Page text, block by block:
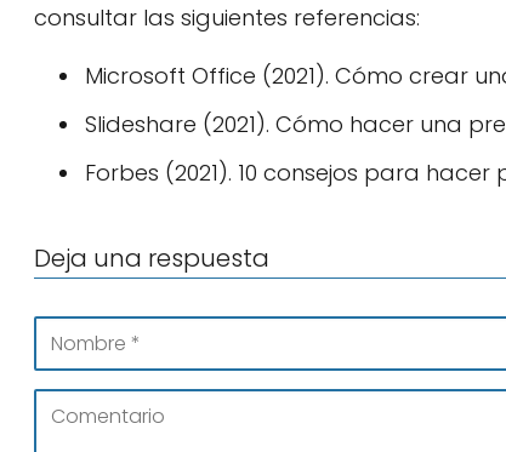
consultar las siguientes referencias:
Microsoft Office (2021). Cómo crear
Slideshare (2021). Cómo hacer una
Forbes (2021). 10 consejos para
Deja una respuesta